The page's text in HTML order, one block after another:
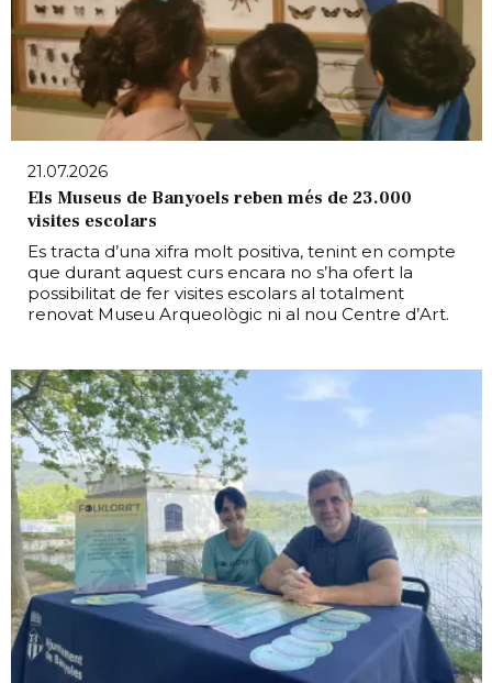
21.07.2026
Els Museus de Banyoels reben més de 23.000
visites escolars
Es tracta d’una xifra molt positiva, tenint en compte
que durant aquest curs encara no s’ha ofert la
possibilitat de fer visites escolars al totalment
renovat Museu Arqueològic ni al nou Centre d’Art.